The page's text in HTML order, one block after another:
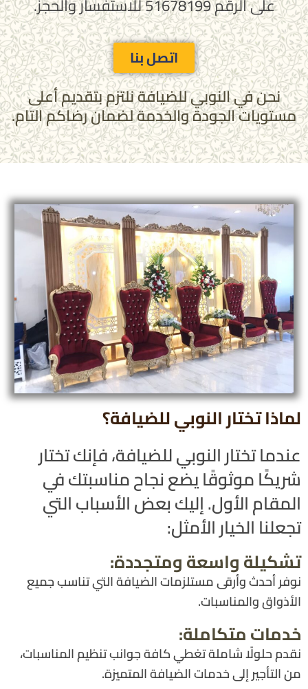
اتصل بنا
نحن في النوبي للضيافة نلتزم بتقديم أعلى
مستويات الجودة والخدمة لضمان رضاكم التام.
لماذا تختار النوبي للضيافة؟
عندما تختار النوبي للضيافة، فإنك تختار
شريكًا موثوقًا يضع نجاح مناسبتك في
المقام الأول. إليك بعض الأسباب التي
تجعلنا الخيار الأمثل:
تشكيلة واسعة ومتجددة:
نوفر أحدث وأرقى مستلزمات الضيافة التي تناسب جميع
الأذواق والمناسبات.
خدمات متكاملة:
نقدم حلولًا شاملة تغطي كافة جوانب تنظيم المناسبات،
من التأجير إلى خدمات الضيافة المتميزة.